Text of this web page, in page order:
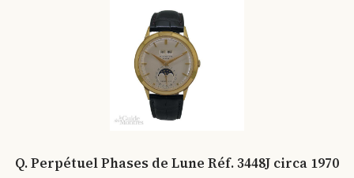
Q. Perpétuel Phases de Lune Réf. 3448J circa 1970